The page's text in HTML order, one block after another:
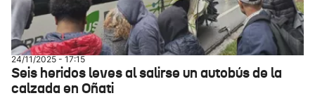
24/11/2025 - 17:15
Seis heridos leves al salirse un autobús de la
calzada en Oñati